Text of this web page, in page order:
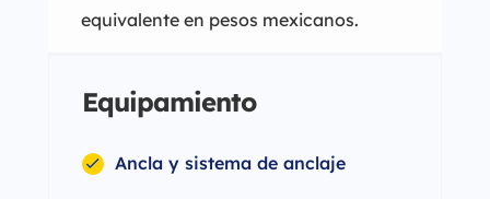
equivalente en pesos mexicanos.
Equipamiento
Ancla y sistema de anclaje